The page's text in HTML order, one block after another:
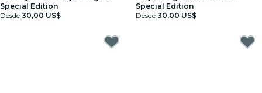
Special Edition
Desde 30,00 US$
Special Edition
Desde 30,00 US$